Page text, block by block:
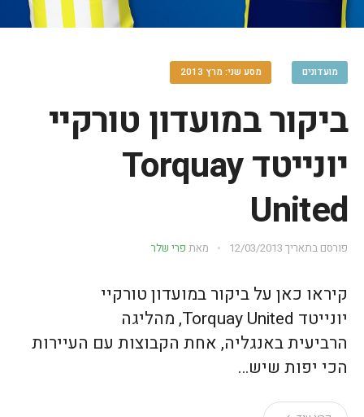
מועדונים מסע שני: מרץ 2013
ביקור במועדון טורקיי
יונייטד Torquay
United
פורסם בתאריך 12/03/2013 מאת פרי שלר
קיראו כאן על ביקור במועדון טורקיי
יונייטד Torquay United, מהליגה
הרביעית באנגליה, אחת הקבוצות עם העיירות
הכי יפות שיש…